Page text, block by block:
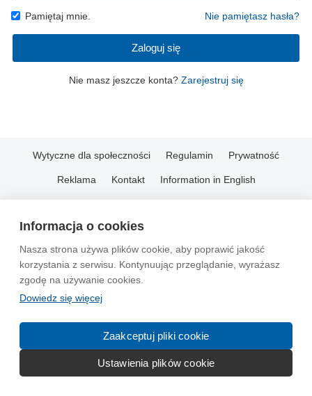
Informacja o cookies
Nasza strona używa plików cookie, aby poprawić jakość
korzystania z serwisu. Kontynuując przeglądanie, wyrażasz
zgodę na używanie cookies.
Dowiedz się więcej
Zaakceptuj pliki cookie
Ustawienia plików cookie
Pamiętaj mnie. Nie pamiętasz hasła?
Zaloguj się
Nie masz jeszcze konta? Zarejestruj się
Wytyczne dla społeczności Regulamin Prywatność
Reklama Kontakt Information in English